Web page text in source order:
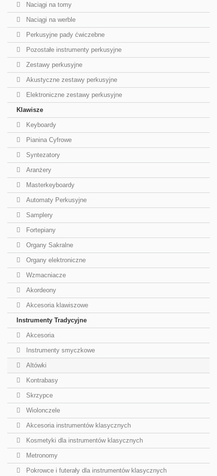
Naciągi na tomy
Naciągi na werble
Perkusyjne pady ćwiczebne
Pozostałe instrumenty perkusyjne
Zestawy perkusyjne
Akustyczne zestawy perkusyjne
Elektroniczne zestawy perkusyjne
Klawisze
Keyboardy
Pianina Cyfrowe
Syntezatory
Aranżery
Masterkeyboardy
Automaty Perkusyjne
Samplery
Fortepiany
Organy Sakralne
Organy elektroniczne
Wzmacniacze
Akordeony
Akcesoria klawiszowe
Instrumenty Tradycyjne
Akcesoria
Instrumenty smyczkowe
Altówki
Kontrabasy
Skrzypce
Wiolonczele
Akcesoria instrumentów klasycznych
Kosmetyki dla instrumentów klasycznych
Metronomy
Pokrowce i futerały dla instrumentów klasycznych